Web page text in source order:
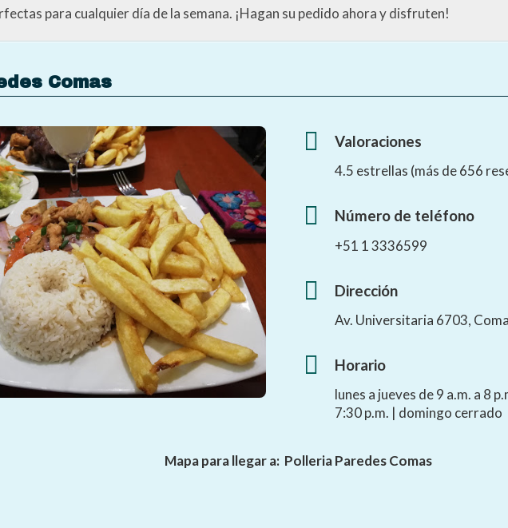
para cualquier día de la semana. ¡Hagan su pedido ahora y disfruten!
Comas
Valoraciones
4.5 estrellas (más de 656
Número de teléfono
+51 1 3336599
Dirección
Av. Universitaria 6703,
Horario
lunes a jueves de 9 a.m. a 8
7:30 p.m. | domingo cerrado
Mapa para llegar a: Polleria Paredes Comas